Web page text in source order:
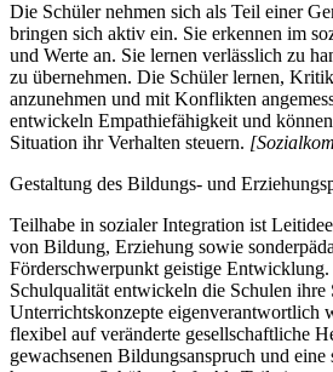
Die Schüler nehmen sich als Teil einer
bringen sich aktiv ein. Sie erkennen im
und Werte an. Sie lernen verlässlich zu
zu übernehmen. Die Schüler lernen,
anzunehmen und mit Konflikten
entwickeln Empathiefähigkeit und
Situation ihr Verhalten steuern.
Gestaltung des Bildungs- und
Teilhabe in sozialer Integration ist
von Bildung, Erziehung sowie
Förderschwerpunkt geistige
Schulqualität entwickeln die Schulen ihre
Unterrichtskonzepte eigenverantwortlich
flexibel auf veränderte gesellschaftliche
gewachsenen Bildungsanspruch und eine